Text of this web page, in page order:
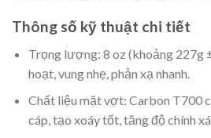
Thông số kỹ thuật chi tiết
Trọng lượng: 8 oz (khoảng 227g
hoạt, vung nhẹ, phản xạ nhanh.
Chất liệu mặt vợt: Carbon T700
cáp, tạo xoáy tốt, tăng độ chính